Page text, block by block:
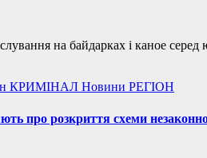
на байдарках і каное
КРИМІНАЛ Новини РЕГІОН
про розкриття схеми